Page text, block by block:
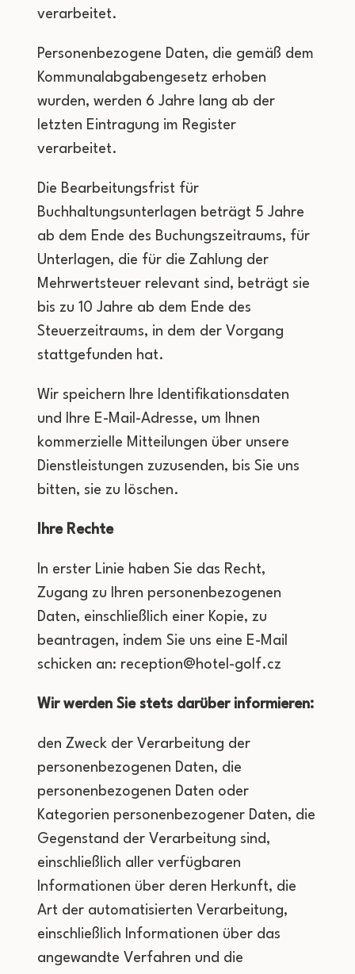
verarbeitet.
Personenbezogene Daten, die gemäß dem
Kommunalabgabengesetz erhoben
wurden, werden 6 Jahre lang ab der
letzten Eintragung im Register
verarbeitet.
Die Bearbeitungsfrist für
Buchhaltungsunterlagen beträgt 5 Jahre
ab dem Ende des Buchungszeitraums, für
Unterlagen, die für die Zahlung der
Mehrwertsteuer relevant sind, beträgt sie
bis zu 10 Jahre ab dem Ende des
Steuerzeitraums, in dem der Vorgang
stattgefunden hat.
Wir speichern Ihre Identifikationsdaten
und Ihre E-Mail-Adresse, um Ihnen
kommerzielle Mitteilungen über unsere
Dienstleistungen zuzusenden, bis Sie uns
bitten, sie zu löschen.
Ihre Rechte
In erster Linie haben Sie das Recht,
Zugang zu Ihren personenbezogenen
Daten, einschließlich einer Kopie, zu
beantragen, indem Sie uns eine E-Mail
schicken an: reception@hotel-golf.cz
Wir werden Sie stets darüber informieren:
den Zweck der Verarbeitung der
personenbezogenen Daten, die
personenbezogenen Daten oder
Kategorien personenbezogener Daten, die
Gegenstand der Verarbeitung sind,
einschließlich aller verfügbaren
Informationen über deren Herkunft, die
Art der automatisierten Verarbeitung,
einschließlich Informationen über das
angewandte Verfahren und die